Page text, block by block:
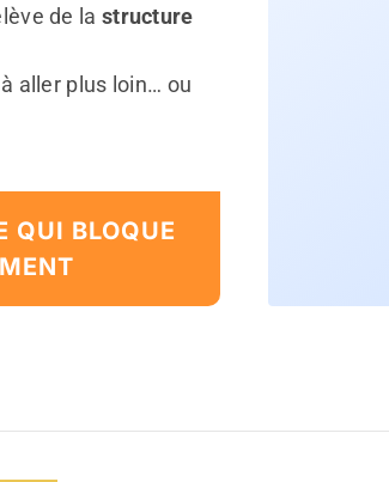
de la structure
aller plus loin… ou
QUI BLOQUE